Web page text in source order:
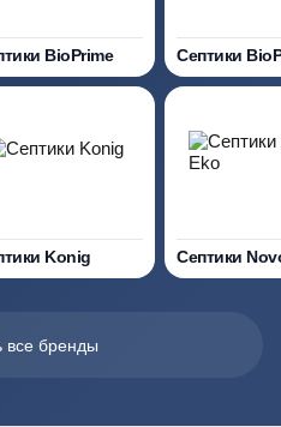
BioPrime Септики
Konig Септики
все бренды